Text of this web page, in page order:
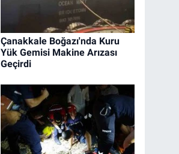
Çanakkale Boğazı'nda Kuru
Yük Gemisi Makine Arızası
Geçirdi